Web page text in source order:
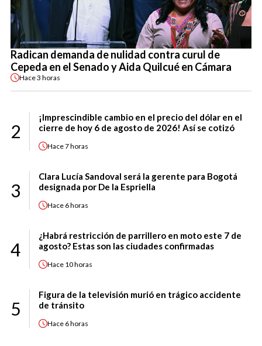
Radican demanda de nulidad contra curul de
Cepeda en el Senado y Aida Quilcué en Cámara
Hace3 horas
2
¡Imprescindible cambio en el precio del dólar en el
cierre de hoy 6 de agosto de 2026! Así se cotizó
Hace7 horas
3
Clara Lucía Sandoval será la gerente para Bogotá
designada por De la Espriella
Hace 6 horas
4
¿Habrá restricción de parrillero en moto este 7 de
agosto? Estas son las ciudades confirmadas
Hace 10 horas
5
Figura de la televisión murió en trágico accidente
de tránsito
Hace 6 horas